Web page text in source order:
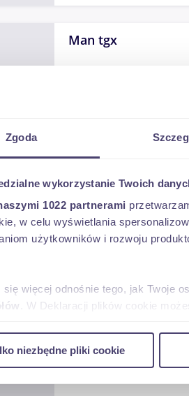
Zgoda
wykorzystanie Twoich
1022 partnerami
w celu wyświetlania
użytkowników i rozwoju
się więcej odnośnie tego, jak Twoje
. W Deklaracji plików cookie
witrynie. Informacje o tym, jak
podczas korzystania z ich usług.
niezbędne pliki cookie
Man tgx
Mercedes Actros
Grójec (Mazowieckie)
2022 456 378 km
Daf xf 480 ft